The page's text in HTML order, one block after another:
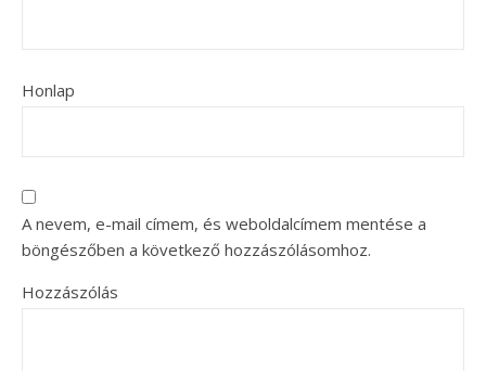
Honlap
A nevem, e-mail címem, és weboldalcímem mentése a
böngészőben a következő hozzászólásomhoz.
Hozzászólás